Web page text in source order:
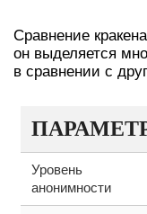
Сравнение
он выделяется
в сравнении с
Уровень
анонимности